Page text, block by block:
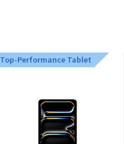
Top-Performance Tablet